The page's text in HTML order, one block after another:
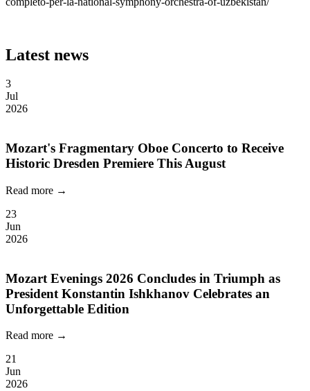
Latest news
3
Jul
2026
Mozart's Fragmentary Oboe Concerto to Receive
Historic Dresden Premiere This August
Read more →
23
Jun
2026
Mozart Evenings 2026 Concludes in Triumph as
President Konstantin Ishkhanov Celebrates an
Unforgettable Edition
Read more →
21
Jun
2026